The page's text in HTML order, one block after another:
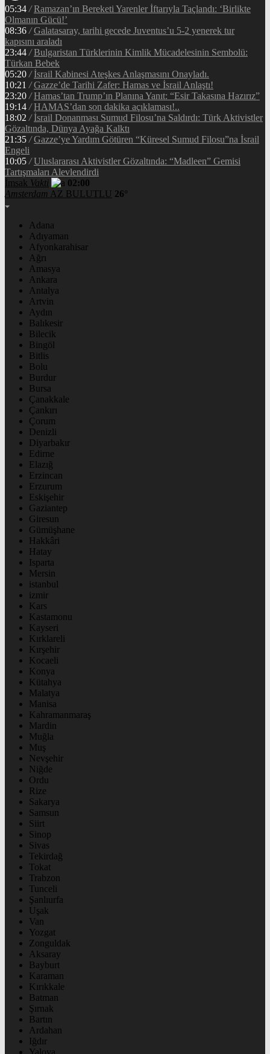
05:34 / Ramazan’ın Bereketi Yarenler İftarıyla Taçlandı: ‘Birlikte
Olmanın Gücü!’
08:36 / Galatasaray, tarihi gecede Juventus’u 5-2 yenerek tur
kapısını araladı
23:44 / Bulgaristan Türklerinin Kimlik Mücadelesinin Sembolü:
Türkan Bebek
05:20 / İsrail Kabinesi Ateşkes Anlaşmasını Onayladı.
10:21 / Gazze’de Tarihi Zafer: Hamas ve İsrail Anlaştı!
23:20 / Hamas’tan Trump’ın Planına Yanıt: “Esir Takasına Hazırız”
19:14 / HAMAS’dan son dakika açıklaması!..
18:02 / İsrail Donanması Sumud Filosu’na Saldırdı: Türk Aktivistler
Gözaltında, Dünya Ayağa Kalktı
21:35 / Gazze’ye Yardım Götüren “Küresel Sumud Filosu”na İsrail
Engeli
10:05 / Uluslararası Aktivistler Gözaltında: “Madleen” Gemisi
Tartışmaları Alevlendirdi
İmsak Vakti
02:00
Amsterdam AZ BULUTLU 26°
Adana
Adıyaman
Afyonkarahisar
Ağrı
Amasya
Ankara
Antalya
Artvin
Aydın
Balıkesir
Bilecik
Bingöl
Bitlis
Bolu
Burdur
Bursa
Çanakkale
Çankırı
Çorum
Denizli
Diyarbakır
Edirne
Elazığ
Erzincan
Erzurum
Eskişehir
Gaziantep
Giresun
Gümüşhane
Hakkâri
Hatay
Isparta
Mersin
istanbul
izmir
Kars
Kastamonu
Kayseri
Kırklareli
Kırşehir
Kocaeli
Konya
Kütahya
Malatya
Manisa
Kahramanmaraş
Mardin
Muğla
Muş
Nevşehir
Niğde
Ordu
Rize
Sakarya
Samsun
Siirt
Sinop
Sivas
Tekirdağ
Tokat
Trabzon
Tunceli
Şanlıurfa
Uşak
Van
Yozgat
Zonguldak
Aksaray
Bayburt
Karaman
Kırıkkale
Batman
Şırnak
Bartın
Ardahan
Iğdır
Yalova